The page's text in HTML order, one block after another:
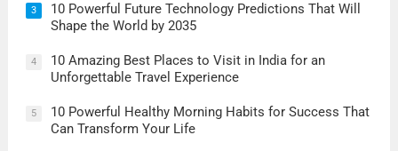
3
10 Powerful Future Technology Predictions That Will
Shape the World by 2035
4
10 Amazing Best Places to Visit in India for an
Unforgettable Travel Experience
5
10 Powerful Healthy Morning Habits for Success That
Can Transform Your Life